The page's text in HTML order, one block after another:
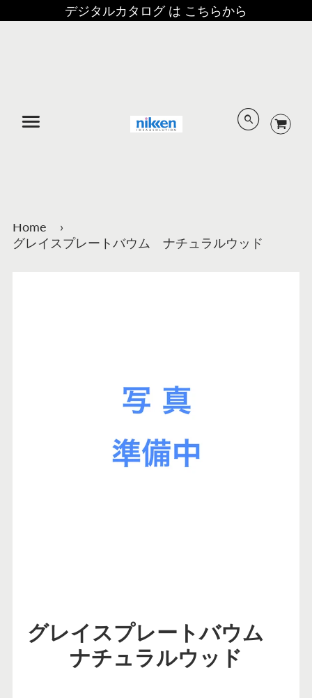
デジタルカタログ は こちらから
Home
›
グレイスプレートバウム ナチュラルウッド
グレイスプレートバウム
ナチュラルウッド